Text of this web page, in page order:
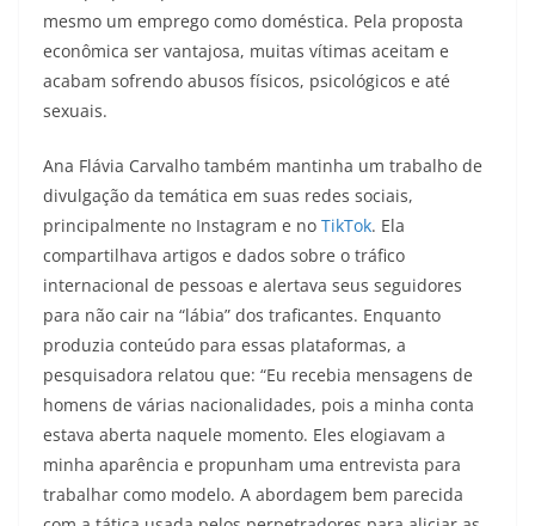
mesmo um emprego como doméstica. Pela proposta
econômica ser vantajosa, muitas vítimas aceitam e
acabam sofrendo abusos físicos, psicológicos e até
sexuais.
Ana Flávia Carvalho também mantinha um trabalho de
divulgação da temática em suas redes sociais,
principalmente no Instagram e no TikTok. Ela
compartilhava artigos e dados sobre o tráfico
internacional de pessoas e alertava seus seguidores
para não cair na “lábia” dos traficantes. Enquanto
produzia conteúdo para essas plataformas, a
pesquisadora relatou que: “Eu recebia mensagens de
homens de várias nacionalidades, pois a minha conta
estava aberta naquele momento. Eles elogiavam a
minha aparência e propunham uma entrevista para
trabalhar como modelo. A abordagem bem parecida